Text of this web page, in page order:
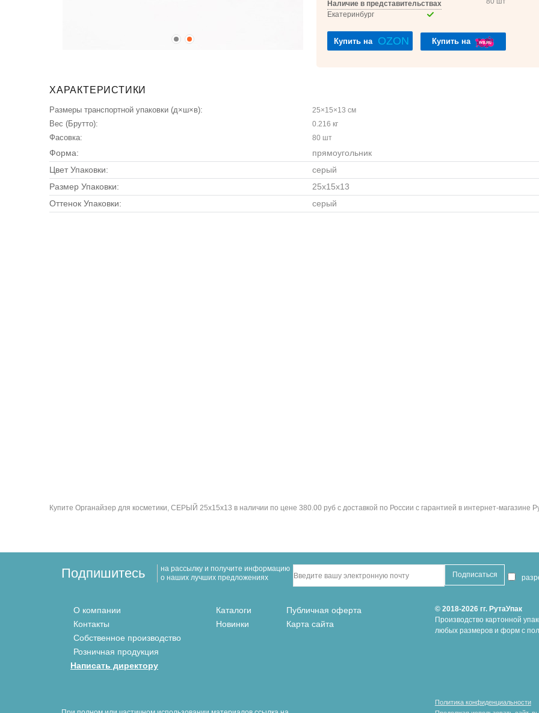
Наличие в представительствах
Екатеринбург
Купить на OZON Купить на
ХАРАКТЕРИСТИКИ
Размеры транспортной упаковки (д×ш×в): 25×15×13 см
Вес (Брутто): 0.216 кг
Фасовка: 80 шт
Форма:
прямоугольник
Цвет Упаковки:
серый
Размер Упаковки:
25x15x13
Оттенок Упаковки:
серый
Купите Органайзер для косметики, СЕРЫЙ 25x15x13 в наличии по цене 380.00 руб с доставкой по России с гарантией в интернет-магазине
Подпишитесь
на рассылку и получите информацию
о наших лучших предложениях
О компании
Контакты
Собственное производство
Розничная продукция
Каталоги
Новинки
Публичная оферта
Карта сайта
Написать директору
© 2018-2026 гг. РутаУпак
Производство картонной
любых размеров и форм с
Политика конфиденциальности